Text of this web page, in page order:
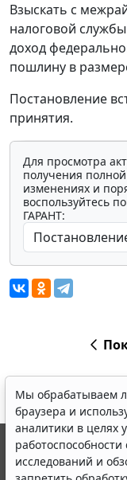
Взыскать с
налоговой
доход
пошлину в
Постановление
принятия.
Для просмотра
получения
изменениях и
воспользуйтесь
ГАРАНТ:
Мы обрабатываем
браузера и
аналитики в целях
работоспособности
исследований и
© ООО "НПП
выпускается с